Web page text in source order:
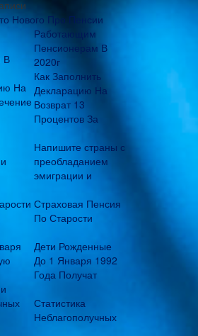
Нового Про Пенсии
Работающим
Пенсионерам В
2020г
Как Заполнить
Декларацию На
Возврат 13
Процентов За
Напишите страны с
преобладанием
эмиграции и
Страховая Пенсия
По Старости
Дети Рожденные
До 1 Января 1992
Года Получат
Статистика
Неблагополучных